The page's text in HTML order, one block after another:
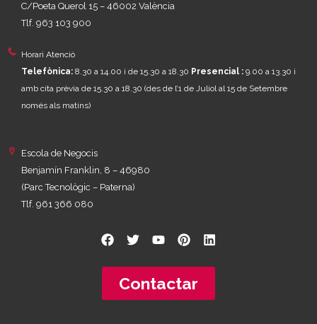
C/Poeta Querol 15 – 46002 València
Tlf. 963 103 900
Horari Atenció
Telefònica: 8.30 a 14.00 i de 15.30 a 18.30 Presencial : 9.00 a 13.30 i
amb cita prèvia de 15.30 a 18.30 (des de l’1 de Juliol al 15 de Setembre
només als matins)
Escola de Negocis
Benjamín Franklin, 8 – 46980
(Parc Tecnològic – Paterna)
Tlf. 961 366 080
Contactar